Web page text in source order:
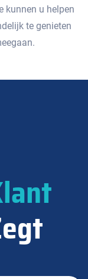
kunnen u helpen
te genieten